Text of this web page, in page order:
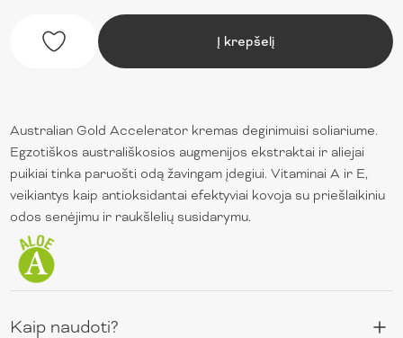
Į krepšelį
Australian Gold Accelerator kremas deginimuisi soliariume.
Egzotiškos australiškosios augmenijos ekstraktai ir aliejai
puikiai tinka paruošti odą žavingam įdegiui. Vitaminai A ir E,
veikiantys kaip antioksidantai efektyviai kovoja su priešlaikiniu
odos senėjimu ir raukšlelių susidarymu.
Kaip naudoti?